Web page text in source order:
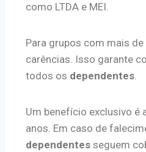
como LTDA e MEI.
Para grupos com mais de
carências. Isso garante
todos os dependentes.
Um benefício exclusivo é
anos. Em caso de
dependentes seguem